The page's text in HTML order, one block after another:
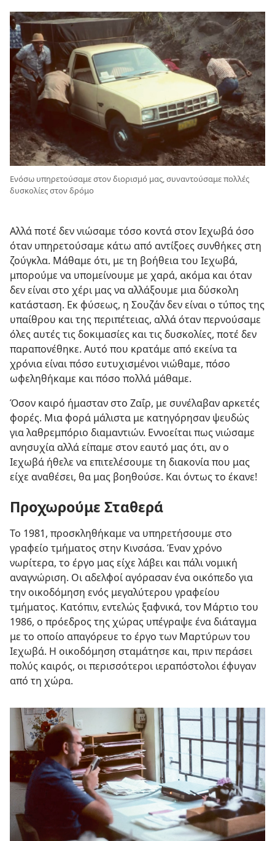
Ενόσω υπηρετούσαμε στον διορισμό μας, συναντούσαμε πολλές
δυσκολίες στον δρόμο
Αλλά ποτέ δεν νιώσαμε τόσο κοντά στον Ιεχωβά όσο
όταν υπηρετούσαμε κάτω από αντίξοες συνθήκες στη
ζούγκλα. Μάθαμε ότι, με τη βοήθεια του Ιεχωβά,
μπορούμε να υπομείνουμε με χαρά, ακόμα και όταν
δεν είναι στο χέρι μας να αλλάξουμε μια δύσκολη
κατάσταση. Εκ φύσεως, η Σουζάν δεν είναι ο τύπος της
υπαίθρου και της περιπέτειας, αλλά όταν περνούσαμε
όλες αυτές τις δοκιμασίες και τις δυσκολίες, ποτέ δεν
παραπονέθηκε. Αυτό που κρατάμε από εκείνα τα
χρόνια είναι πόσο ευτυχισμένοι νιώθαμε, πόσο
ωφεληθήκαμε και πόσο πολλά μάθαμε.
Όσον καιρό ήμασταν στο Ζαΐρ, με συνέλαβαν αρκετές
φορές. Μια φορά μάλιστα με κατηγόρησαν ψευδώς
για λαθρεμπόριο διαμαντιών. Εννοείται πως νιώσαμε
ανησυχία αλλά είπαμε στον εαυτό μας ότι, αν ο
Ιεχωβά ήθελε να επιτελέσουμε τη διακονία που μας
είχε αναθέσει, θα μας βοηθούσε. Και όντως το έκανε!
Προχωρούμε Σταθερά
Το 1981, προσκληθήκαμε να υπηρετήσουμε στο
γραφείο τμήματος στην Κινσάσα. Έναν χρόνο
νωρίτερα, το έργο μας είχε λάβει και πάλι νομική
αναγνώριση. Οι αδελφοί αγόρασαν ένα οικόπεδο για
την οικοδόμηση ενός μεγαλύτερου γραφείου
τμήματος. Κατόπιν, εντελώς ξαφνικά, τον Μάρτιο του
1986, ο πρόεδρος της χώρας υπέγραψε ένα διάταγμα
με το οποίο απαγόρευε το έργο των Μαρτύρων του
Ιεχωβά. Η οικοδόμηση σταμάτησε και, πριν περάσει
πολύς καιρός, οι περισσότεροι ιεραπόστολοι έφυγαν
από τη χώρα.